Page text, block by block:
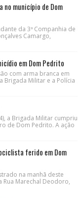
no município de Dom
da 3ª Companhia de
Camargo,
em Dom Pedrito
com arma branca em
Brigada Militar e a Polícia
a Brigada Militar cumpriu
de Dom Pedrito. A ação
ferido em Dom
na manhã deste
Rua Marechal Deodoro,